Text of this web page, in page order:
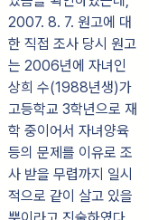
2007. 8. 7. 원고에 대
한 직접 조사 당시 원고
는 2006년에 자녀인
상희 수(1988년생)가
고등학교 3학년으로 재
학 중이어서 자녀양육
등의 문제를 이유로 조
사 받을 무렵까지 일시
적으로 같이 살고 있을